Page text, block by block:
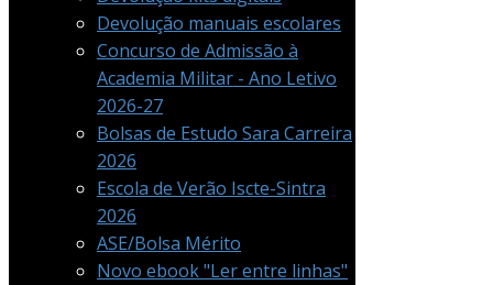
Devolução manuais escolares
Concurso de Admissão à
Academia Militar - Ano Letivo
2026-27
Bolsas de Estudo Sara Carreira
2026
Escola de Verão Iscte-Sintra
2026
ASE/Bolsa Mérito
Novo ebook "Ler entre linhas"